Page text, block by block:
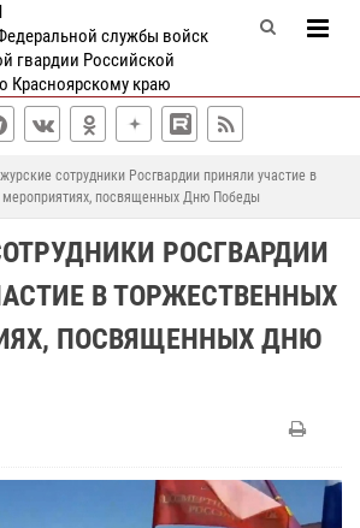
службы войск
гвардии Российской
Красноярскому краю
сотрудники Росгвардии приняли участие в
посвященных Дню Победы
РОСГВАРДИИ
В ТОРЖЕСТВЕННЫХ
ПОСВЯЩЕННЫХ ДНЮ